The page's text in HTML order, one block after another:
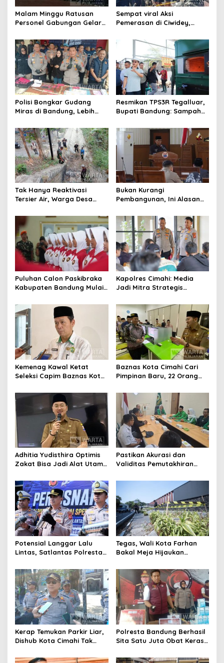
s
Malam Minggu Ratusan
Personel Gabungan Gelar
Besar Kabupaten Bandung
Sempat viral Aksi
Pemerasan di Ciwidey,
Pelaku
Polisi Bongkar Gudang
Miras di Bandung, Lebih
Resmikan TPS3R Tegalluar,
Bupati Bandung: Sampah
Pemerintah
Tak Hanya Reaktivasi
Tersier Air, Warga Desa
Alternatif di Padalarang
Bukan Kurangi
Pembangunan, Ini Alasan
Pengurangan Belanja
Daerah
Puluhan Calon Paskibraka
Kabupaten Bandung Mulai
Kapolres Cimahi: Media
Jadi Mitra Strategis
Publik
Kemenag Kawal Ketat
Seleksi Capim Baznas Kota
Komisioner Baznas
Berintegritas
Baznas Kota Cimahi Cari
Pimpinan Baru, 22 Orang
Adhitia Yudisthira Optimis
Zakat Bisa Jadi Alat Utama
Kota Cimahi
Pastikan Akurasi dan
Validitas Pemutakhiran
Cimahi Lakukan
Potensial Langgar Lalu
Lintas, Satlantas Polresta
Motor Berknalpot Brong
Tegas, Wali Kota Farhan
Bakal Meja Hijaukan
Riau
Kerap Temukan Parkir Liar,
Dishub Kota Cimahi Tak
Pembinaan
Polresta Bandung Berhasil
Sita Satu Juta Obat Keras
Kasus Narkoba